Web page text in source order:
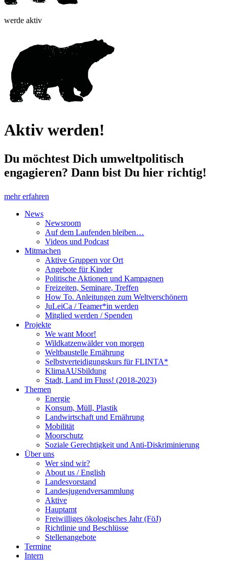
werde aktiv
Aktiv werden!
Du möchtest Dich umweltpolitisch
engagieren? Dann bist Du hier richtig!
mehr erfahren
News
Newsroom
Auf dem Laufenden bleiben…
Videos und Podcast
Mitmachen
Aktive Gruppen vor Ort
Angebote für Kinder
Politische Aktionen und Kampagnen
Freizeiten, Seminare, Treffen
How To. Anleitungen zum Weltverschönern
JuLeiCa / Teamer*in werden
Mitglied werden / Spenden
Projekte
We want Moor!
Wildkatzenwälder von morgen
Weltbaustelle Ernährung
Selbstverteidigungskurs für FLINTA*
KlimaAUSbildung
Stadt, Land im Fluss! (2018-2023)
Themen
Energie
Konsum, Müll, Plastik
Landwirtschaft und Ernährung
Mobilität
Moorschutz
Soziale Gerechtigkeit und Anti-Diskriminierung
Über uns
Wer sind wir?
About us / English
Landesvorstand
Landesjugendversammlung
Aktive
Hauptamt
Freiwilliges ökologisches Jahr (FöJ)
Richtlinie und Beschlüsse
Stellenangebote
Termine
Intern